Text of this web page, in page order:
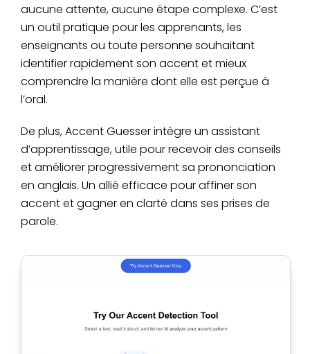
aucune attente, aucune étape complexe. C’est
un outil pratique pour les apprenants, les
enseignants ou toute personne souhaitant
identifier rapidement son accent et mieux
comprendre la manière dont elle est perçue à
l’oral.
De plus, Accent Guesser intègre un assistant
d’apprentissage, utile pour recevoir des conseils
et améliorer progressivement sa prononciation
en anglais. Un allié efficace pour affiner son
accent et gagner en clarté dans ses prises de
parole.